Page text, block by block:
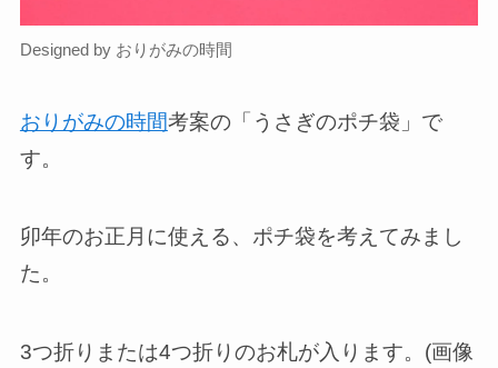
Designed by おりがみの時間
おりがみの時間考案の「うさぎのポチ袋」で
す。
卯年のお正月に使える、ポチ袋を考えてみまし
た。
3つ折りまたは4つ折りのお札が入ります。(画像